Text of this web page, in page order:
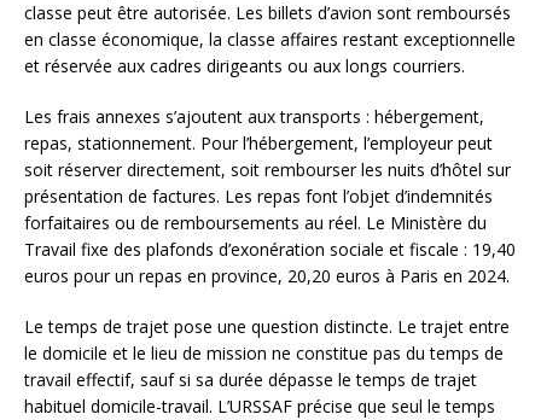
classe peut être autorisée. Les billets d’avion sont remboursés
en classe économique, la classe affaires restant exceptionnelle
et réservée aux cadres dirigeants ou aux longs courriers.
Les frais annexes s’ajoutent aux transports : hébergement,
repas, stationnement. Pour l’hébergement, l’employeur peut
soit réserver directement, soit rembourser les nuits d’hôtel sur
présentation de factures. Les repas font l’objet d’indemnités
forfaitaires ou de remboursements au réel. Le Ministère du
Travail fixe des plafonds d’exonération sociale et fiscale : 19,40
euros pour un repas en province, 20,20 euros à Paris en 2024.
Le temps de trajet pose une question distincte. Le trajet entre
le domicile et le lieu de mission ne constitue pas du temps de
travail effectif, sauf si sa durée dépasse le temps de trajet
habituel domicile-travail. L’URSSAF précise que seul le temps